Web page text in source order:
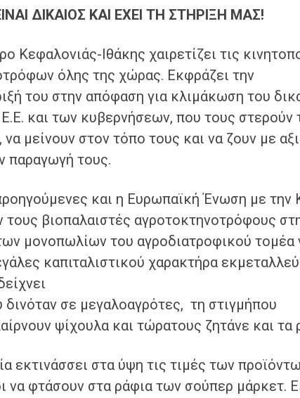
ΔΙΚΑΙΟΣ ΚΑΙ ΕΧΕΙ ΤΗ ΣΤΗΡΙΞΗ ΜΑΣ!
Κεφαλονιάς-Ιθάκης χαιρετίζει τις
όλης της χώρας. Εκφράζει την
του στην απόφαση για κλιμάκωση του
και των κυβερνήσεων, που τους στερούν
μείνουν στον τόπο τους και να ζουν με
παραγωγή τους.
και η Ευρωπαϊκή Ένωση με την
τους βιοπαλαιστές αγροτοκτηνοτρόφους
μονοπωλίων του αγροδιατροφικού τομέα
καπιταλιστικού χαρακτήρα
σε μεγαλοαγρότες, τη στιγμήπου
ψίχουλα και τώρατους ζητάνε και τα
εκτινάσσει στα ύψη τις τιμές των
να φτάσουν στα ράφια των σούπερ μάρκετ.